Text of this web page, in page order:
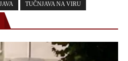
TUČNJAVA NA VIRU